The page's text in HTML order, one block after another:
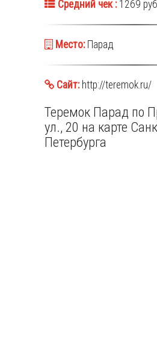
Средний чек :1269
Место:Парад
Сайт:http://teremok.ru/
Теремок Парад по
ул., 20 на карте
Петербурга